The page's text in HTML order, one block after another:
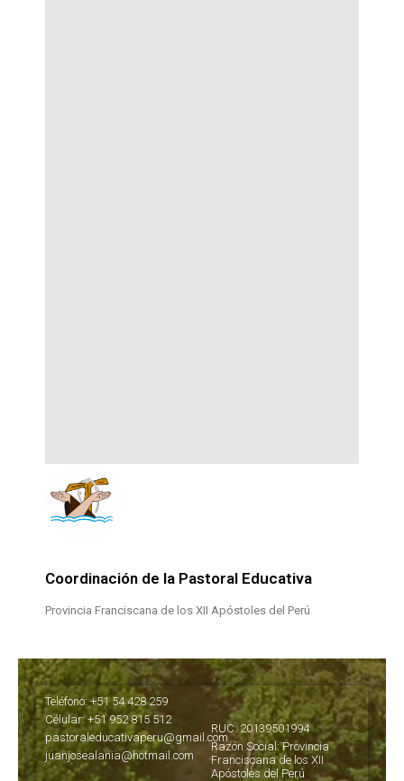
Coordinación de la Pastoral Educativa
Provincia Franciscana de los XII Apóstoles del Perú
Teléfono: +51 54 428 259
Célular: +51 952 815 512
pastoraleducativaperu@gmail.com
juanjosealania@hotmail.com
RUC: 20139501994
Razón Social: Provincia
Franciscana de los XII
Apóstoles del Perú